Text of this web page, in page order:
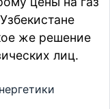
же решение
лиц.